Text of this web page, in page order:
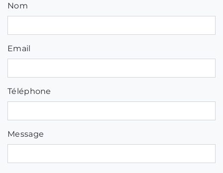
Nom
Email
Téléphone
Message